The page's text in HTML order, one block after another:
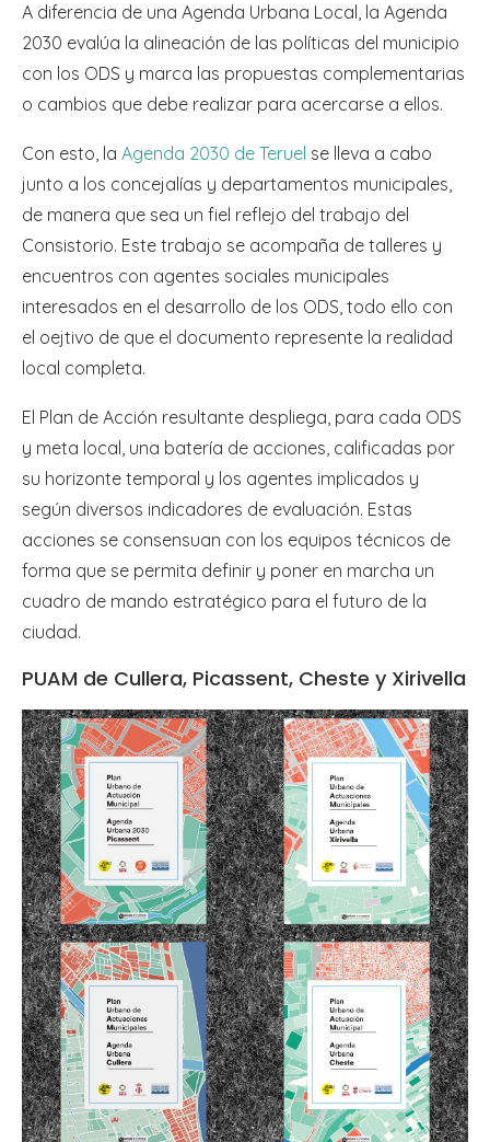
A diferencia de una Agenda Urbana Local, la Agenda
2030 evalúa la alineación de las políticas del municipio
con los ODS y marca las propuestas complementarias
o cambios que debe realizar para acercarse a ellos.
Con esto, la Agenda 2030 de Teruel se lleva a cabo
junto a los concejalías y departamentos municipales,
de manera que sea un fiel reflejo del trabajo del
Consistorio. Este trabajo se acompaña de talleres y
encuentros con agentes sociales municipales
interesados en el desarrollo de los ODS, todo ello con
el oejtivo de que el documento represente la realidad
local completa.
El Plan de Acción resultante despliega, para cada ODS
y meta local, una batería de acciones, calificadas por
su horizonte temporal y los agentes implicados y
según diversos indicadores de evaluación. Estas
acciones se consensuan con los equipos técnicos de
forma que se permita definir y poner en marcha un
cuadro de mando estratégico para el futuro de la
ciudad.
PUAM de Cullera, Picassent, Cheste y Xirivella